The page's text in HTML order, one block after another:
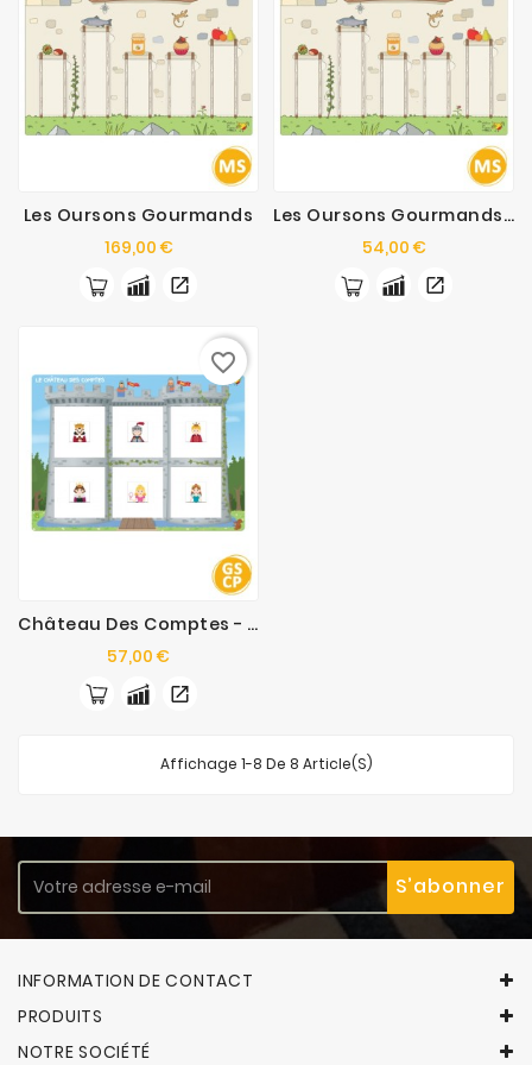
Les Oursons Gourmands
169,00 €Prix
Les Oursons Gourmands - Kit Suppl.
54,00 €Prix
Château Des Comptes - Plateaux Suppl.
57,00 €Prix
favorite_border
Affichage 1-8 De 8 Article(s)
INFORMATION DE CONTACT
PRODUITS
NOTRE SOCIÉTÉ